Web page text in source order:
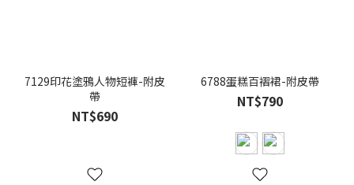
7129印花塗鴉人物短褲-附皮
帶
NT$690
6788蛋糕百褶裙-附皮帶
NT$790